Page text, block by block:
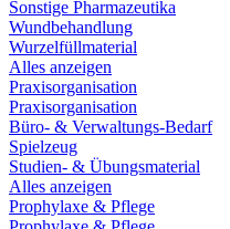
Sonstige Pharmazeutika
Wundbehandlung
Wurzelfüllmaterial
Alles anzeigen
Praxisorganisation
Praxisorganisation
Büro- & Verwaltungs-Bedarf
Spielzeug
Studien- & Übungsmaterial
Alles anzeigen
Prophylaxe & Pflege